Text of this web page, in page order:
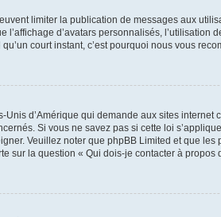
limiter la publication de messages aux
d’avatars personnalisés, l’utilisation
court instant, c’est pourquoi nous vous
d’Amérique qui demande aux sites
Si vous ne savez pas si cette loi
Veuillez noter que phpBB Limited et que
sur la question « Qui dois-je contacter à propos